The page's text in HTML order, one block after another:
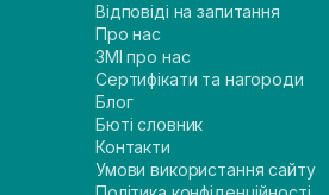
Відповіді на запитання
Про нас
ЗМІ про нас
Сертифікати та нагороди
Блог
Бюті словник
Контакти
Умови використання сайту